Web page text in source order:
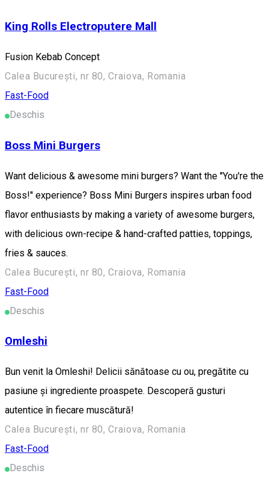
King Rolls Electroputere Mall
Fusion Kebab Concept
Calea București, nr 80, Craiova, Romania
Fast-Food
Deschis
Boss Mini Burgers
Want delicious & awesome mini burgers? Want the ''You're the
Boss!'' experience? Boss Mini Burgers inspires urban food
flavor enthusiasts by making a variety of awesome burgers,
with delicious own-recipe & hand-crafted patties, toppings,
fries & sauces.
Calea București, nr 80, Craiova, Romania
Fast-Food
Deschis
Omleshi
Bun venit la Omleshi! Delicii sănătoase cu ou, pregătite cu
pasiune și ingrediente proaspete. Descoperă gusturi
autentice în fiecare muscătură!
Calea București, nr 80, Craiova, Romania
Fast-Food
Deschis